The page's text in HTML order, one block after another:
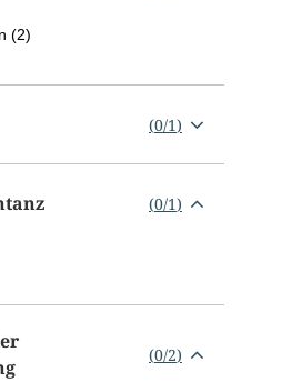
(2)
(0/1)
(0/1)
(0/2)